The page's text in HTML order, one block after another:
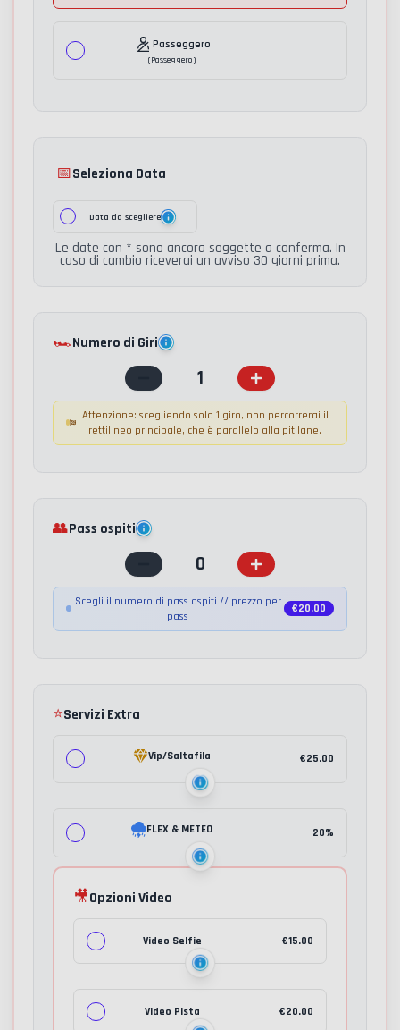
Passeggero
(Passeggero)
📅Seleziona Data
Data da scegliere
Le date con * sono ancora soggette a conferma. In
caso di cambio riceverai un avviso 30 giorni prima.
🏎️Numero di Giri
1
Attenzione: scegliendo solo 1 giro, non percorrerai il
rettilineo principale, che è parallelo alla pit lane.
👥Pass ospiti
0
Scegli il numero di pass ospiti // prezzo per
pass
€20.00
⭐Servizi Extra
Vip/Saltafila €25.00
FLEX & METEO 20%
🎥Opzioni Video
Video Selfie €15.00
Video Pista €20.00